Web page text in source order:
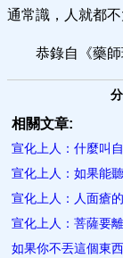
通常識，人就都
恭錄自《藥
相關文章:
宣化上人：什麼叫
宣化上人：如果能
宣化上人：人面瘡
宣化上人：菩薩要
如果你不丟這個東